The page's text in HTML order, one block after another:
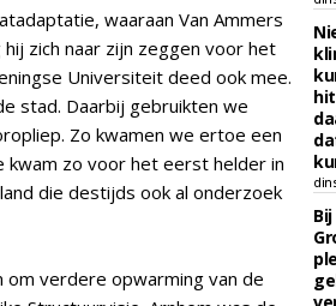
waaraan Van Ammers
zich naar zijn zeggen voor het
Universiteit deed ook mee.
stad. Daarbij gebruikten we
Zo kwamen we ertoe een
kwam zo voor het eerst helder in
die destijds ook al onderzoek
verdere opwarming van de